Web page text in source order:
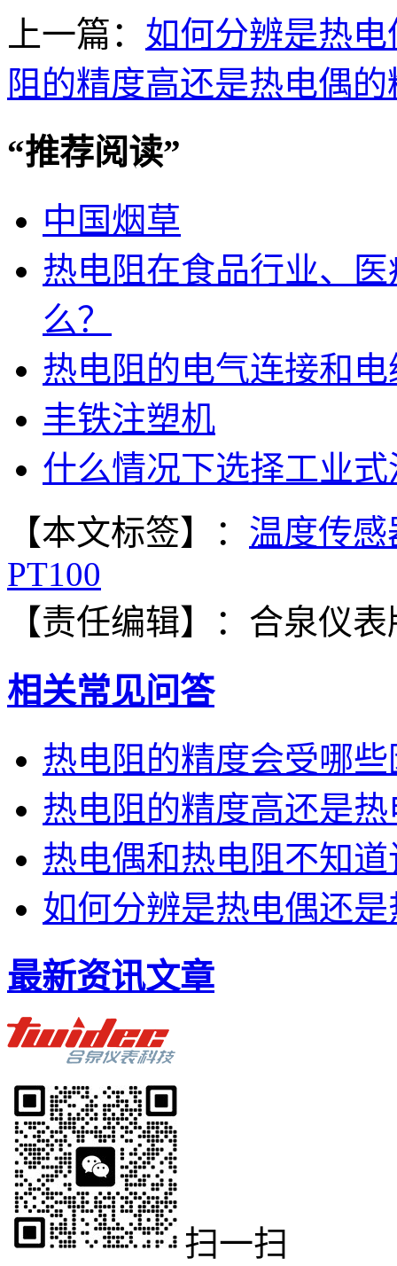
上一篇： 如何分辨是热
阻的精度高还是热电偶
“推荐阅读”
中国烟草
热电阻在食品行业、
么？
热电阻的电气连接和
丰铁注塑机
什么情况下选择工业
【本文标签】： 温度传感
PT100
【责任编辑】： 合泉仪表
相关常见问答
热电阻的精度会受哪
热电阻的精度高还是
热电偶和热电阻不知
如何分辨是热电偶还
最新资讯文章
扫一扫